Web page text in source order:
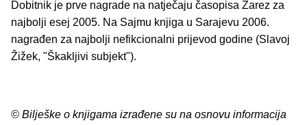
Dobitnik je prve nagrade na natječaju časopisa Zarez za
najbolji esej 2005. Na Sajmu knjiga u Sarajevu 2006.
nagrađen za najbolji nefikcionalni prijevod godine (Slavoj
Žižek, "Škakljivi subjekt").
© Bilješke o knjigama izrađene su na osnovu informacija